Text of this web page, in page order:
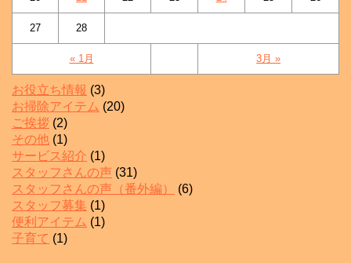
« 1月 3月 »
27 28
お役立ち情報 (3)
お掃除アイテム (20)
ご挨拶 (2)
その他 (1)
サービス紹介 (1)
スタッフさんの声 (31)
スタッフさんの声（番外編）
(6)
スタッフ募集 (1)
便利アイテム (1)
子育て (1)